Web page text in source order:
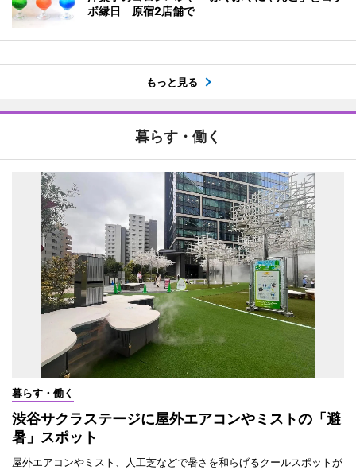
ボ縁日 原宿2店舗で
もっと見る
暮らす・働く
暮らす・働く
渋谷サクラステージに屋外エアコンやミストの「避
暑」スポット
屋外エアコンやミスト、人工芝などで暑さを和らげるクールスポットが